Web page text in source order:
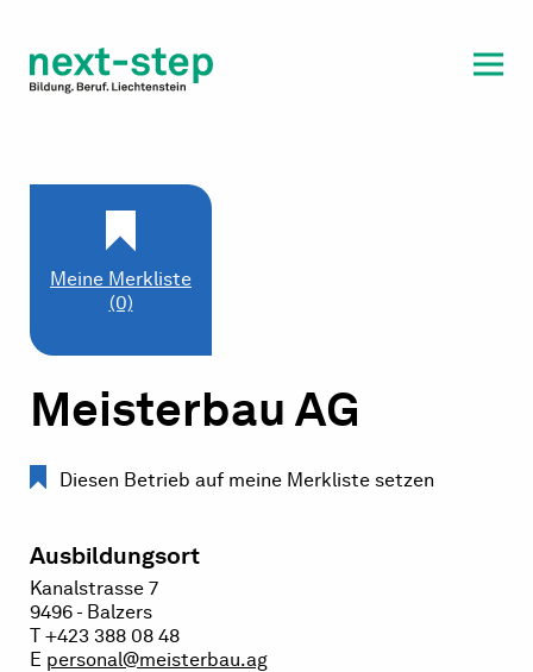
Beratung & Unterstützung
Meisterbau AG
Diesen Betrieb auf meine Merkliste setzen
Ausbildungsort
Kanalstrasse 7
9496 - Balzers
T +423 388 08 48
E personal@meisterbau.ag
Meine Merkliste
(0)